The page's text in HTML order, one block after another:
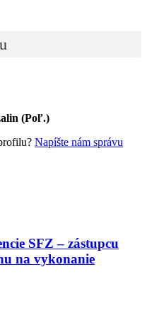
(Poľ.)
Napíšte nám správu
SFZ – zástupcu
na vykonanie